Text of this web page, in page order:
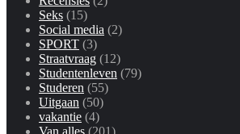
Seks (15)
Social media (2)
SPORT (3)
Straatvraag (12)
Studentenleven (79)
Studeren (55)
Uitgaan (50)
vakantie (4)
Van alles (201)